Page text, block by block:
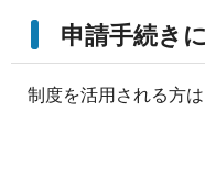
申請手続き
制度を活用される方